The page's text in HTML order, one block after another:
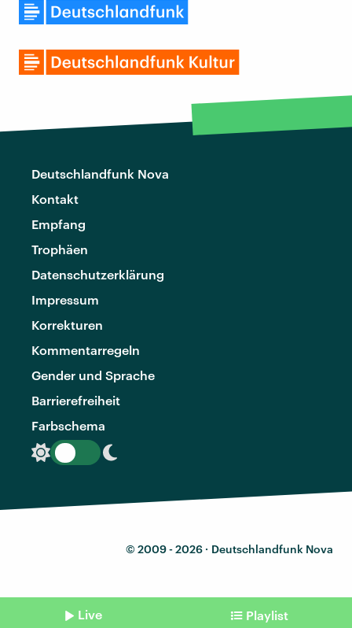
Deutschlandfunk Nova
Kontakt
Empfang
Trophäen
Datenschutzerklärung
Impressum
Korrekturen
Kommentarregeln
Gender und Sprache
Barrierefreiheit
Farbschema
© 2009 - 2026 · Deutschlandfunk Nova
Live Playlist